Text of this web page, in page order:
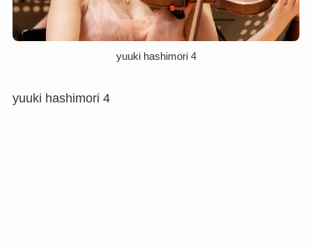
yuuki hashimori 4
yuuki hashimori 4